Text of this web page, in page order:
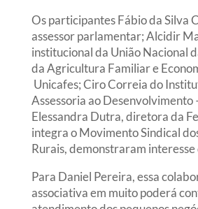
Os participantes Fábio da Silva
assessor parlamentar; Alcidir
institucional da União Nacional
da Agricultura Familiar e
Unicafes; Ciro Correia do
Assessoria ao Desenvolvimento
Elessandra Dutra, diretora da
integra o Movimento Sindical
Rurais, demonstraram
Para Daniel Pereira, essa
associativa em muito poderá